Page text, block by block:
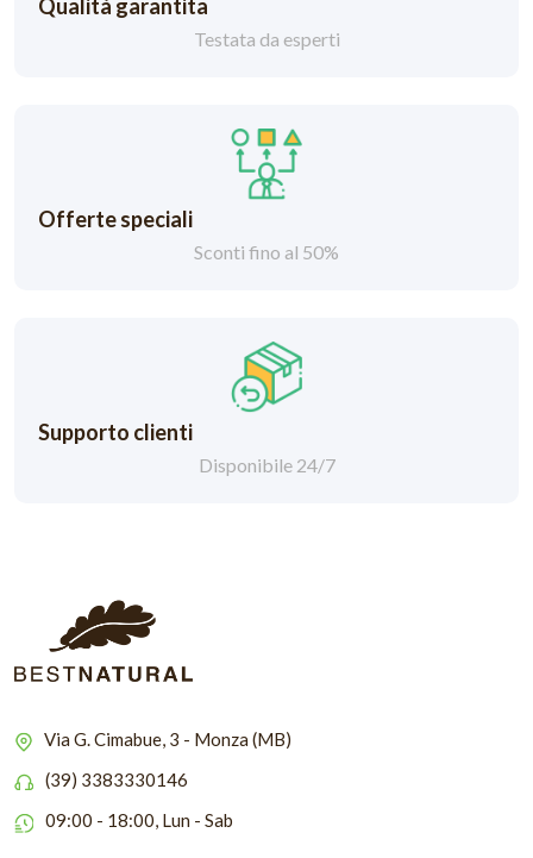
Qualità garantita
Testata da esperti
Offerte speciali
Sconti fino al 50%
Supporto clienti
Disponibile 24/7
Via G. Cimabue, 3 - Monza (MB)
(39) 3383330146
09:00 - 18:00, Lun - Sab